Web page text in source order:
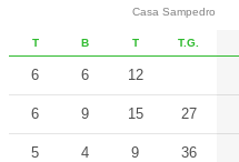
Casa Sampedro
T B T T.G.
6 6 12
6 9 15 27
5 4 9 36